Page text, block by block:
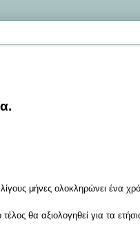
μήνες ολοκληρώνει ένα
θα αξιολογηθεί για τα